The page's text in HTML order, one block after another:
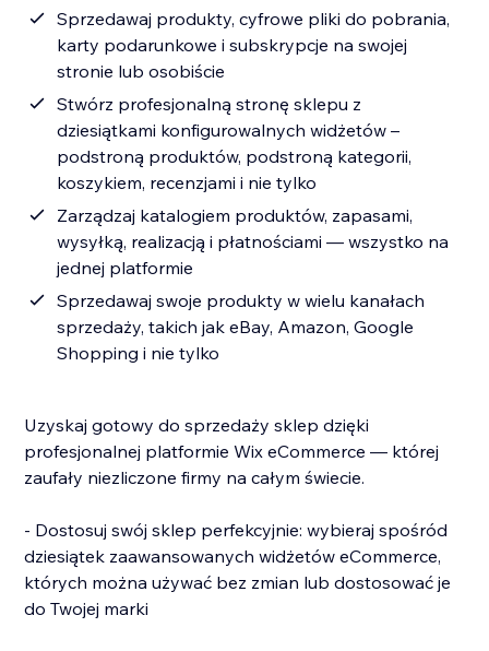
Sprzedawaj produkty, cyfrowe pliki do pobrania,
karty podarunkowe i subskrypcje na swojej
stronie lub osobiście
Stwórz profesjonalną stronę sklepu z
dziesiątkami konfigurowalnych widżetów –
podstroną produktów, podstroną kategorii,
koszykiem, recenzjami i nie tylko
Zarządzaj katalogiem produktów, zapasami,
wysyłką, realizacją i płatnościami — wszystko na
jednej platformie
Sprzedawaj swoje produkty w wielu kanałach
sprzedaży, takich jak eBay, Amazon, Google
Shopping i nie tylko
Uzyskaj gotowy do sprzedaży sklep dzięki
profesjonalnej platformie Wix eCommerce — której
zaufały niezliczone firmy na całym świecie.
- Dostosuj swój sklep perfekcyjnie: wybieraj spośród
dziesiątek zaawansowanych widżetów eCommerce,
których można używać bez zmian lub dostosować je
do Twojej marki